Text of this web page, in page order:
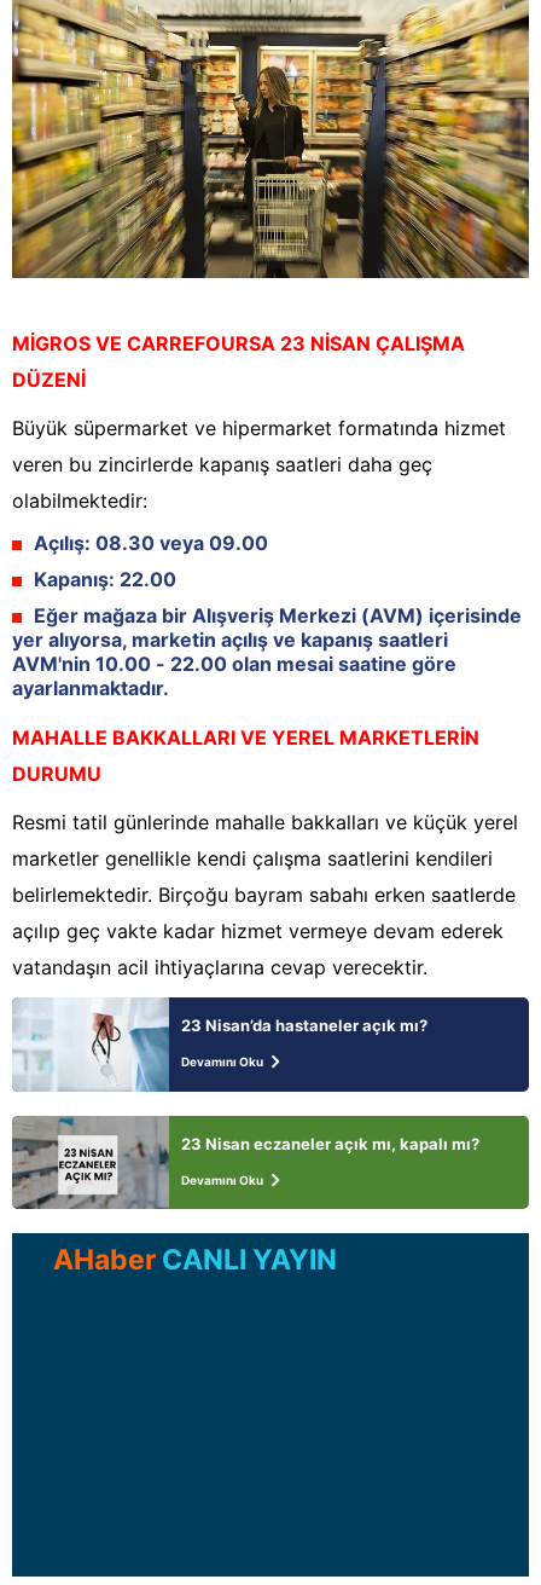
MİGROS VE CARREFOURSA 23 NİSAN ÇALIŞMA
DÜZENİ
Büyük süpermarket ve hipermarket formatında hizmet
veren bu zincirlerde kapanış saatleri daha geç
olabilmektedir:
Açılış: 08.30 veya 09.00
Kapanış: 22.00
Eğer mağaza bir Alışveriş Merkezi (AVM) içerisinde
yer alıyorsa, marketin açılış ve kapanış saatleri
AVM'nin 10.00 - 22.00 olan mesai saatine göre
ayarlanmaktadır.
MAHALLE BAKKALLARI VE YEREL MARKETLERİN
DURUMU
Resmi tatil günlerinde mahalle bakkalları ve küçük yerel
marketler genellikle kendi çalışma saatlerini kendileri
belirlemektedir. Birçoğu bayram sabahı erken saatlerde
açılıp geç vakte kadar hizmet vermeye devam ederek
vatandaşın acil ihtiyaçlarına cevap verecektir.
23 Nisan’da hastaneler açık mı?
Devamını Oku
23 Nisan eczaneler açık mı, kapalı mı?
Devamını Oku
AHaber CANLI YAYIN